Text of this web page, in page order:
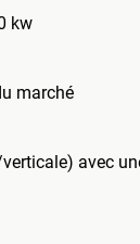
kw
marché
avec